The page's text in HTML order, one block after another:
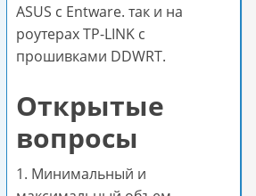
ASUS с Entware. так и на
роутерах TP-LINK с
прошивками DDWRT.
Открытые
вопросы
1. Минимальный и